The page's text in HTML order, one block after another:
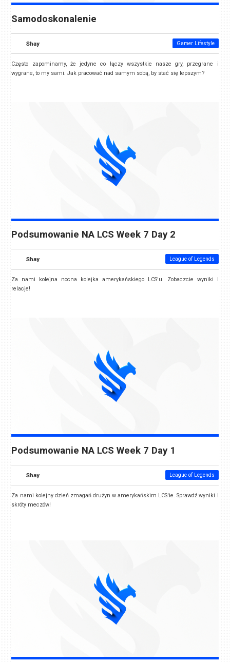
Samodoskonalenie
Shay Gamer Lifestyle
Często zapominamy, że jedyne co łączy wszystkie nasze gry, przegrane i
wygrane, to my sami. Jak pracować nad samym sobą, by stać się lepszym?
Podsumowanie NA LCS Week 7 Day 2
Shay League of Legends
Za nami kolejna nocna kolejka amerykańskiego LCS'u. Zobaczcie wyniki i
relacje!
Podsumowanie NA LCS Week 7 Day 1
Shay League of Legends
Za nami kolejny dzień zmagań drużyn w amerykańskim LCS'ie. Sprawdź wyniki i
skróty meczów!